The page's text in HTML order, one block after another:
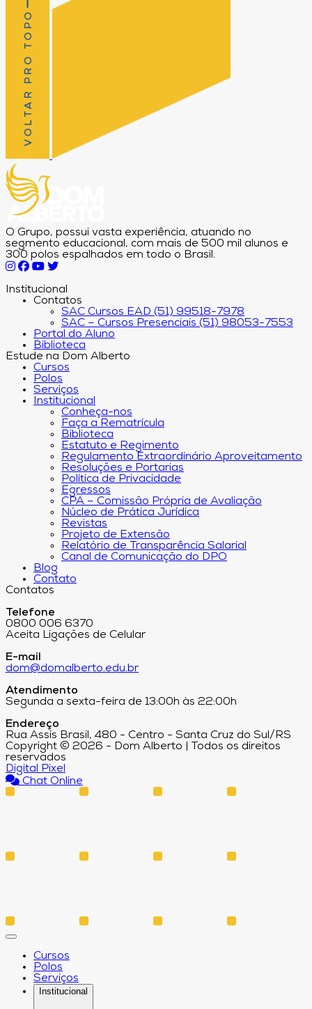
VOLTAR PRO TOPO
O Grupo, possui vasta experiência, atuando no
segmento educacional, com mais de 500 mil alunos e
300 polos espalhados em todo o Brasil.
Institucional
Contatos
SAC Cursos EAD (51) 99518-7978
SAC – Cursos Presenciais (51) 98053-7553
Portal do Aluno
Biblioteca
Estude na Dom Alberto
Cursos
Polos
Serviços
Institucional
Conheça-nos
Faça a Rematrícula
Biblioteca
Estatuto e Regimento
Regulamento Extraordinário Aproveitamento
Resoluções e Portarias
Política de Privacidade
Egressos
CPA – Comissão Própria de Avaliação
Núcleo de Prática Jurídica
Revistas
Projeto de Extensão
Relatório de Transparência Salarial
Canal de Comunicação do DPO
Blog
Contato
Contatos
Telefone
0800 006 6370
Aceita Ligações de Celular
E-mail
dom@domalberto.edu.br
Atendimento
Segunda a sexta-feira de 13:00h às 22:00h
Endereço
Rua Assis Brasil, 480 - Centro - Santa Cruz do Sul/RS
Copyright © 2026 - Dom Alberto | Todos os direitos
reservados
Digital Pixel
Chat Online
Cursos
Polos
Serviços
Institucional